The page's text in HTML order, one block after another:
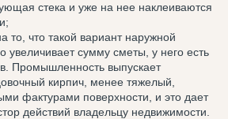
стека и уже на нее наклеиваются
то, что такой вариант наружной
увеличивает сумму сметы, у него есть
Промышленность выпускает
кирпич, менее тяжелый,
фактурами поверхности, и это дает
действий владельцу недвижимости.